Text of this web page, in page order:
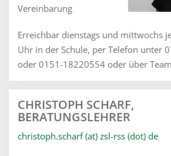
Vereinbarung
Erreichbar dienstags und mittwochs
Uhr in der Schule, per Telefon unter
oder 0151-18220554 oder über
CHRISTOPH SCHARF,
BERATUNGSLEHRER
christoph.scharf (at) zsl-rss (dot) de